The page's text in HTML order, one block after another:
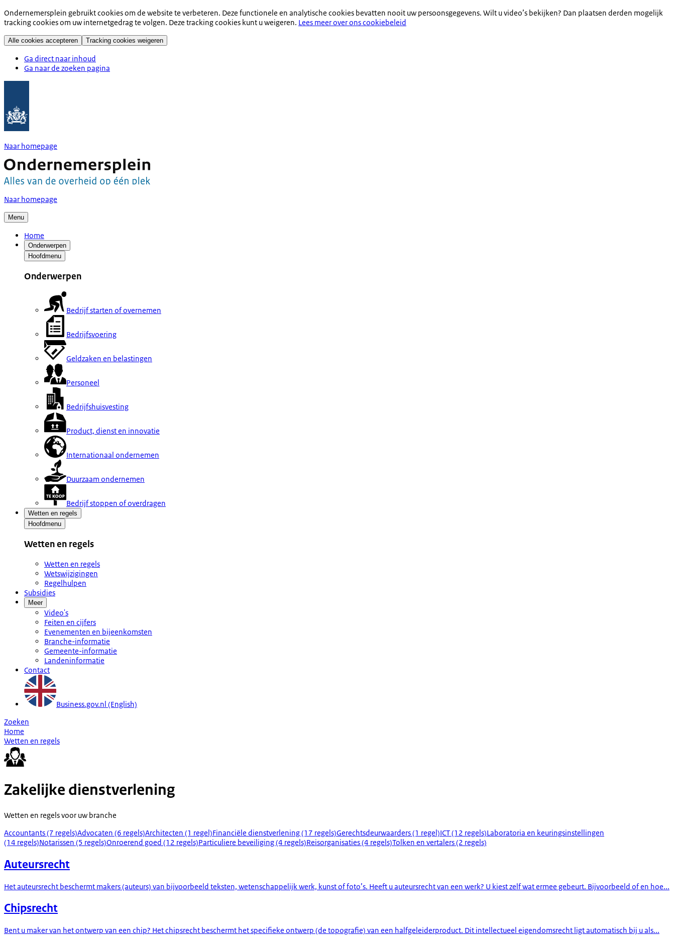
Ondernemersplein gebruikt cookies om de website te verbeteren. Deze functionele en analytische cookies bevatten nooit uw persoonsgegevens. Wilt u video’s bekijken? Dan plaatsen derden mogelijk
tracking cookies om uw internetgedrag te volgen. Deze tracking cookies kunt u weigeren. Lees meer over ons cookiebeleid
Alle cookies accepteren Tracking cookies weigeren
Ga direct naar inhoud
Ga naar de zoeken pagina
Naar homepage
Naar homepage
Menu
Home
Onderwerpen
Hoofdmenu
Onderwerpen
Bedrijf starten of overnemen
Bedrijfsvoering
Geldzaken en belastingen
Personeel
Bedrijfshuisvesting
Product, dienst en innovatie
Internationaal ondernemen
Duurzaam ondernemen
Bedrijf stoppen of overdragen
Wetten en regels
Hoofdmenu
Wetten en regels
Wetten en regels
Wetswijzigingen
Regelhulpen
Subsidies
Meer
Video's
Feiten en cijfers
Evenementen en bijeenkomsten
Branche-informatie
Gemeente-informatie
Landeninformatie
Contact
Business.gov.nl (English)
Zoeken
Home
Wetten en regels
Zakelijke dienstverlening
Wetten en regels voor uw branche
Accountants (7 regels)Advocaten (6 regels)Architecten (1 regel)Financiële dienstverlening (17 regels)Gerechtsdeurwaarders (1 regel)ICT (12 regels)Laboratoria en keuringsinstellingen
(14 regels)Notarissen (5 regels)Onroerend goed (12 regels)Particuliere beveiliging (4 regels)Reisorganisaties (4 regels)Tolken en vertalers (2 regels)
Auteursrecht
Het auteursrecht beschermt makers (auteurs) van bijvoorbeeld teksten, wetenschappelijk werk, kunst of foto’s. Heeft u auteursrecht van een werk? U kiest zelf wat ermee gebeurt. Bijvoorbeeld of en hoe...
Chipsrecht
Bent u maker van het ontwerp van een chip? Het chipsrecht beschermt het specifieke ontwerp (de topografie) van een halfgeleiderproduct. Dit intellectueel eigendomsrecht ligt automatisch bij u als...